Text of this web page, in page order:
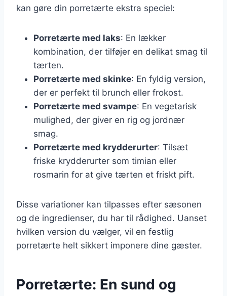
kan gøre din porretærte ekstra speciel:
Porretærte med laks: En lækker
kombination, der tilføjer en delikat smag til
tærten.
Porretærte med skinke: En fyldig version,
der er perfekt til brunch eller frokost.
Porretærte med svampe: En vegetarisk
mulighed, der giver en rig og jordnær
smag.
Porretærte med krydderurter: Tilsæt
friske krydderurter som timian eller
rosmarin for at give tærten et friskt pift.
Disse variationer kan tilpasses efter sæsonen
og de ingredienser, du har til rådighed. Uanset
hvilken version du vælger, vil en festlig
porretærte helt sikkert imponere dine gæster.
Porretærte: En sund og